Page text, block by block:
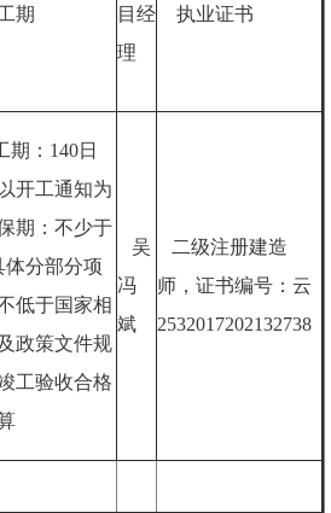
期
目经
理
执业证书
期：140日
开工通知为
期：不少于
体分部分项
低于国家相
政策文件规
工验收合格
吴
冯
斌
二级注册建造
师，证书编号：云
2532017202132738